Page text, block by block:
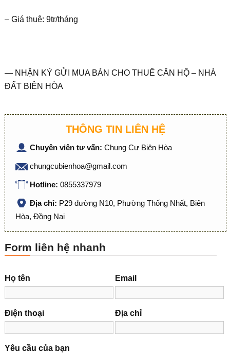
– Giá thuê: 9tr/tháng
— NHẬN KÝ GỬI MUA BÁN CHO THUÊ CĂN HỘ – NHÀ
ĐẤT BIÊN HÒA
THÔNG TIN LIÊN HỆ
Chuyên viên tư vấn: Chung Cư Biên Hòa
chungcubienhoa@gmail.com
Hotline: 0855337979
Địa chỉ: P29 đường N10, Phường Thống Nhất, Biên
Hòa, Đồng Nai
Form liên hệ nhanh
Họ tên Email
Điện thoại Địa chỉ
Yêu cầu của bạn